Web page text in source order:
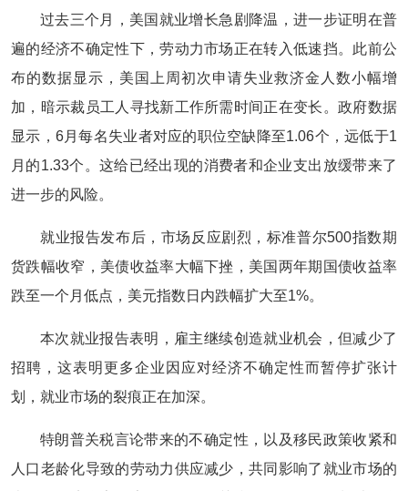
过去三个月，美国就业增长急剧降温，进一步证明在普
遍的经济不确定性下，劳动力市场正在转入低速挡。此前公
布的数据显示，美国上周初次申请失业救济金人数小幅增
加，暗示裁员工人寻找新工作所需时间正在变长。政府数据
显示，6月每名失业者对应的职位空缺降至1.06个，远低于1
月的1.33个。这给已经出现的消费者和企业支出放缓带来了
进一步的风险。
就业报告发布后，市场反应剧烈，标准普尔500指数期
货跌幅收窄，美债收益率大幅下挫，美国两年期国债收益率
跌至一个月低点，美元指数日内跌幅扩大至1%。
本次就业报告表明，雇主继续创造就业机会，但减少了
招聘，这表明更多企业因应对经济不确定性而暂停扩张计
划，就业市场的裂痕正在加深。
特朗普关税言论带来的不确定性，以及移民政策收紧和
人口老龄化导致的劳动力供应减少，共同影响了就业市场的